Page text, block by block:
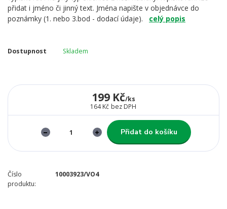
přidat i jméno či jinný text. Jména napište v objednávce do
poznámky (1. nebo 3.bod - dodací údaje). celý popis
Dostupnost Skladem
199 Kč/ks
164 Kč bez DPH
Přidat do košíku
Číslo
produktu:
10003923/VO4